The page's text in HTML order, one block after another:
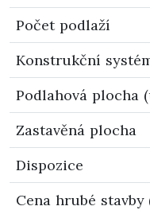
Počet podlaží
Konstrukční
Podlahová plocha
Zastavěná plocha
Dispozice
Cena hrubé stavby